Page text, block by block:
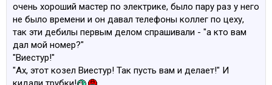
очень хороший мастер по электрике, было пару раз у него
не было времени и он давал телефоны коллег по цеху,
так эти дебилы первым делом спрашивали - "а кто вам
дал мой номер?"
"Виестур!"
"Ах, этот козел Виестур! Так пусть вам и делает!" И